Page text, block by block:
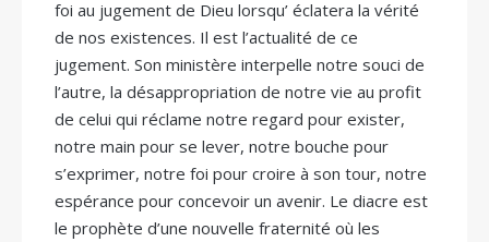
foi au jugement de Dieu lorsqu’ éclatera la vérité
de nos existences. Il est l’actualité de ce
jugement. Son ministère interpelle notre souci de
l’autre, la désappropriation de notre vie au profit
de celui qui réclame notre regard pour exister,
notre main pour se lever, notre bouche pour
s’exprimer, notre foi pour croire à son tour, notre
espérance pour concevoir un avenir. Le diacre est
le prophète d’une nouvelle fraternité où les